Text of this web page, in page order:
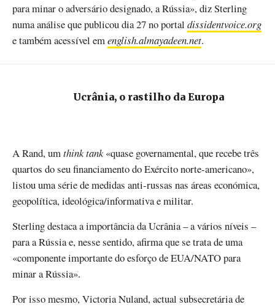
para minar o adversário designado, a Rússia», diz Sterling
numa análise que publicou dia 27 no portal dissidentvoice.org
e também acessível emenglish.almayadeen.net.
Ucrânia, o rastilho da Europa
A Rand, umthink tank«quase governamental, que recebe três
quartos do seu financiamento do Exército norte-americano»,
listou uma série de medidas anti-russas nas áreas económica,
geopolítica, ideológica/informativa e militar.
Sterling destaca a importância da Ucrânia – a vários níveis –
para a Rússia e, nesse sentido, afirma que se trata de uma
«componente importante do esforço de EUA/NATO para
minar a Rússia».
Por isso mesmo, Victoria Nuland, actual subsecretária de